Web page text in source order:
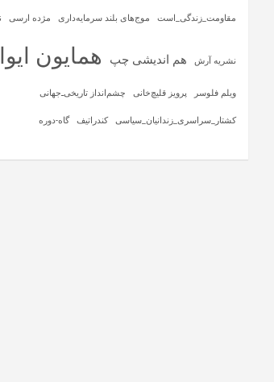
مقاومت_زندگی_است موج‌های بلند سرمایه‌داری مژده ارسی
نشریه آرش هم اندیشی چپ همایون
ویلم فلوسر پرویز قلیچ‌خانی چشم‌انداز تاریخی‌ـ‌جهانی
کشتار_سراسری_زندانیان_سیاسی کندراتیف گاه-دوره